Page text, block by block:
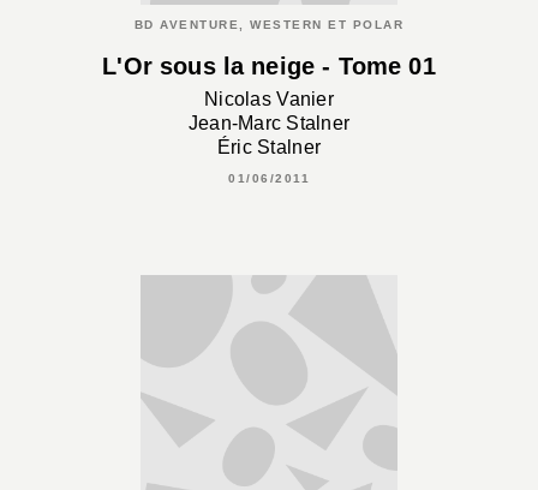
BD AVENTURE, WESTERN ET POLAR
L'Or sous la neige - Tome 01
Nicolas Vanier
Jean-Marc Stalner
Éric Stalner
01/06/2011